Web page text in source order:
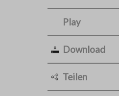
Play
Download
Teilen